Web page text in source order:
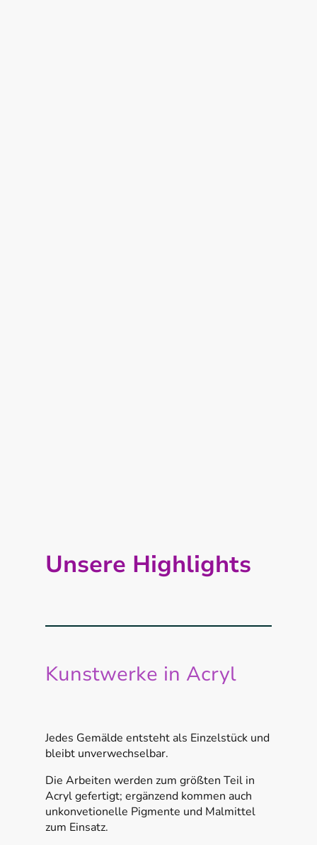
Unsere Highlights
Kunstwerke in Acryl
Jedes Gemälde entsteht als Einzelstück und
bleibt unverwechselbar.
Die Arbeiten werden zum größten Teil in
Acryl gefertigt; ergänzend kommen auch
unkonvetionelle Pigmente und Malmittel
zum Einsatz.